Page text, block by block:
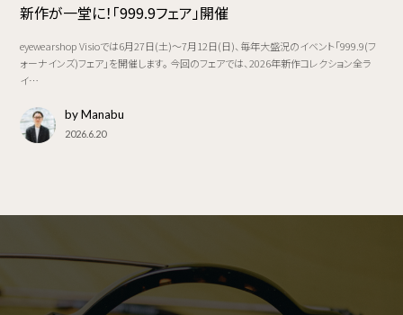
新作が一堂に！「999.9フェア」開催
eyewearshop Visioでは6月27日(土)～7月12日(日)、毎年大盛況のイベント「999.9(フ
ォーナインズ)フェア」を開催します。 今回のフェアでは、2026年新作コレクション全ラ
イ…
by Manabu
2026.6.20